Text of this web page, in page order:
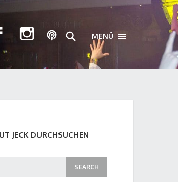
MENÜ TOGGLE
JECK DURCHSUCHEN